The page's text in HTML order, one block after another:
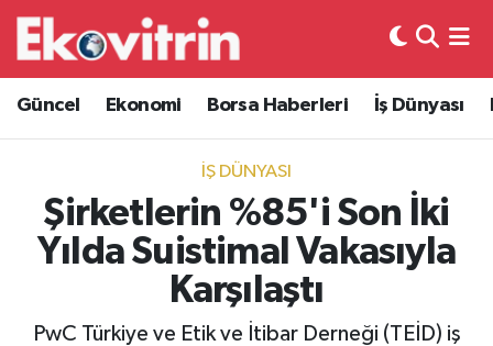
Güncel Ekonomi Borsa Haberleri İş Dünyası
İŞ DÜNYASI
Şirketlerin %85'i Son İki
Yılda Suistimal Vakasıyla
Karşılaştı
PwC Türkiye ve Etik ve İtibar Derneği (TEİD) iş
Güncel
Ekonomi
Borsa Haberleri
İş Dünyası
Hava Durumu
Trafik Durumu
Süper Lig Puan Durumu ve Fikstür
Tüm Manşetler
Son Dakika Haberleri